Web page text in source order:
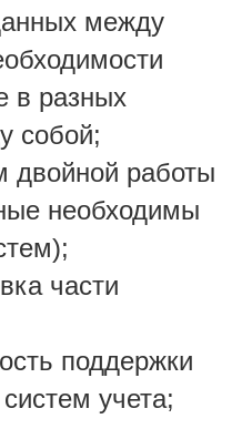
между
в разных
собой;
двойной работы
необходимы
части
поддержки
учета;